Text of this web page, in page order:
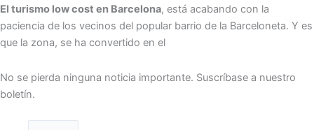
El turismo low cost en Barcelona, está acabando con la
paciencia de los vecinos del popular barrio de la Barceloneta. Y es
que la zona, se ha convertido en el
No se pierda ninguna noticia importante. Suscríbase a nuestro
boletín.